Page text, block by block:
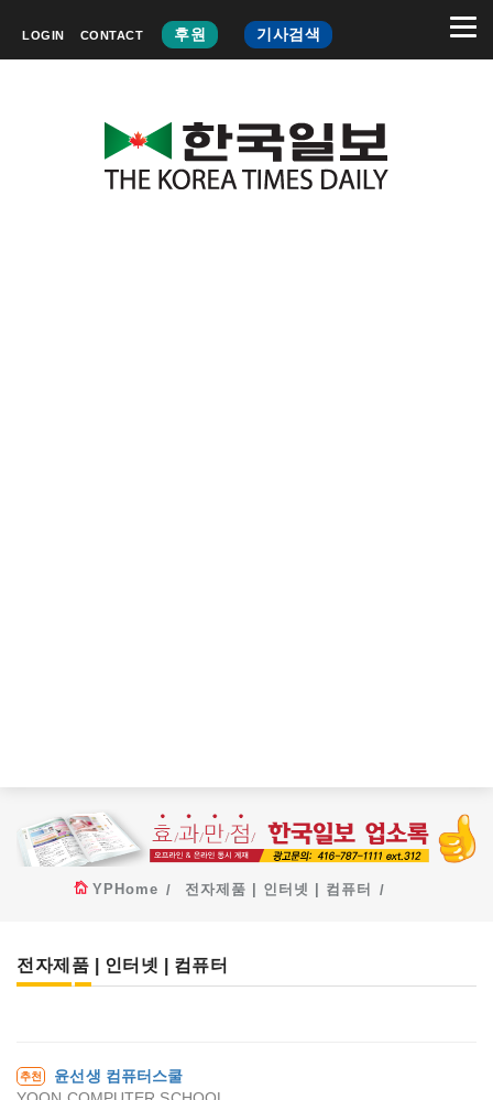
LOGIN CONTACT 후원 기사검색
YPHome 전자제품 | 인터넷 | 컴퓨터
전자제품 | 인터넷 | 컴퓨터
추천
윤선생 컴퓨터스쿨